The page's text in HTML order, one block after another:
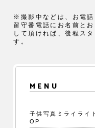
※撮影中などは、お電話
留守番電話にお名前と
して頂ければ、後程ス
す。
MENU
子供写真ミライライ
OP